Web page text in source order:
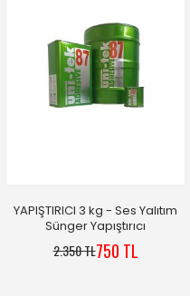
YAPIŞTIRICI 3 kg - Ses Yalıtım
Sünger Yapıştırıcı
2.350 TL750 TL